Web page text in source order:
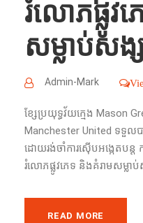
រំលោភ​ផ្លូវ
សម្លាប់​សង្ស
Admin-Mark
ខ្សែ​ប្រយុទ្ធវ័យក្មេង​ Mason
Manchester United ​ទទួល​ប
ដោយ​រង់ចាំ​ការ​ស៊ើបអង្កេត​បន្
រំលោភ​ផ្លូវ​ភេទ​ និង​គំរាម​សម្លាប់​
READ MORE